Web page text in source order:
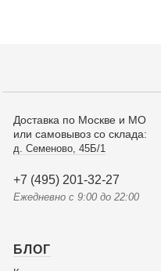
Доставка по Москве и МО
или самовывоз со склада:
д. Семеново, 45Б/1
+7 (495) 201-32-27
Ежедневно с 9:00 до 22:00
БЛОГ